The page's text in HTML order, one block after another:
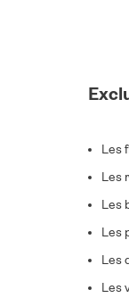
Les
Les
Les
Les
Les
Les